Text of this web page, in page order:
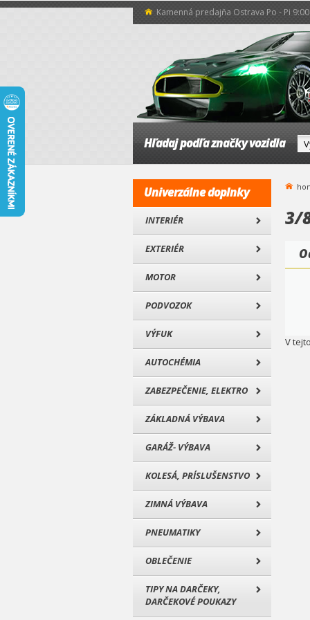
Kamenná predajňa Ostrava Po - Pi
Hľadaj podľa značky vozidla
Univerzálne doplnky
INTERIÉR
EXTERIÉR
MOTOR
PODVOZOK
VÝFUK
AUTOCHÉMIA
ZABEZPEČENIE, ELEKTRO
ZÁKLADNÁ VÝBAVA
GARÁŽ- VÝBAVA
KOLESÁ, PRÍSLUŠENSTVO
ZIMNÁ VÝBAVA
PNEUMATIKY
OBLEČENIE
TIPY NA DARČEKY,
DARČEKOVÉ POUKAZY
3/
V